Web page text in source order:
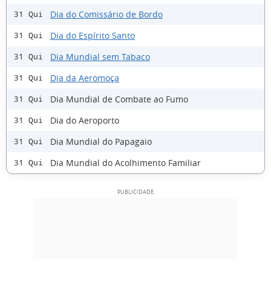
31 Qui Dia do Comissário de Bordo
31 Qui Dia do Espírito Santo
31 Qui Dia Mundial sem Tabaco
31 Qui Dia da Aeromoça
31 Qui Dia Mundial de Combate ao Fumo
31 Qui Dia do Aeroporto
31 Qui Dia Mundial do Papagaio
31 Qui Dia Mundial do Acolhimento Familiar